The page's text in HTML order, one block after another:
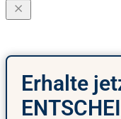
Erhalte